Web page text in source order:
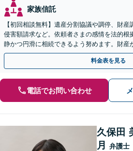
家族信託
【初回相談無料】遺産分割協議や調停、財
侵害額請求など。依頼者さまの感情を法的根
静かつ円滑に相続できるよう努めます。財産
対応します。
料金表を見る
電話でお問い合わせ
久保田
月
弁護士